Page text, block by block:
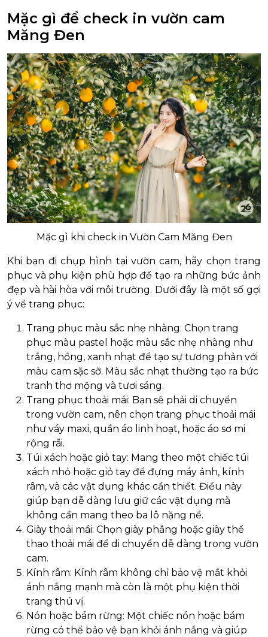
Mặc gì để check in vườn cam
Măng Đen
Mặc gì khi check in Vườn Cam Măng Đen
Khi bạn đi chụp hình tại vườn cam, hãy chọn trang
phục và phụ kiện phù hợp để tạo ra những bức ảnh
đẹp và hài hòa với môi trường. Dưới đây là một số gợi
ý về trang phục:
Trang phục màu sắc nhẹ nhàng: Chọn trang
phục màu pastel hoặc màu sắc nhẹ nhàng như
trắng, hồng, xanh nhạt để tạo sự tương phản với
màu cam sặc sỡ. Màu sắc nhạt thường tạo ra bức
tranh thơ mộng và tươi sáng.
Trang phục thoải mái: Bạn sẽ phải di chuyển
trong vườn cam, nên chọn trang phục thoải mái
như váy maxi, quần áo linh hoạt, hoặc áo sơ mi
rộng rãi.
Túi xách hoặc giỏ tay: Mang theo một chiếc túi
xách nhỏ hoặc giỏ tay để đựng máy ảnh, kính
râm, và các vật dụng khác cần thiết. Điều này
giúp bạn dễ dàng lưu giữ các vật dụng mà
không cần mang theo ba lô nặng nề.
Giày thoải mái: Chọn giày phẳng hoặc giày thể
thao thoải mái để di chuyển dễ dàng trong vườn
cam.
Kính râm: Kính râm không chỉ bảo vệ mắt khỏi
ánh nắng mạnh mà còn là một phụ kiện thời
trang thú vị.
Nón hoặc bám rừng: Một chiếc nón hoặc bám
rừng có thể bảo vệ bạn khỏi ánh nắng và giúp